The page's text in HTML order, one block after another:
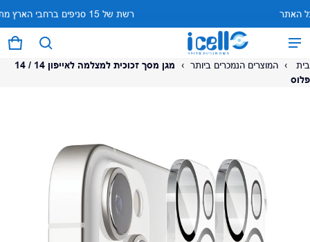
עד 10 תשלומים ללא ריבית על כל האתר
0 פריטים
המוצר נוסף לעגלה
בית › המוצרים הנמכרים ביותר ›
מגן מסך זכוכית למצלמה לאייפון 14 / 14
פלוס
המוצר